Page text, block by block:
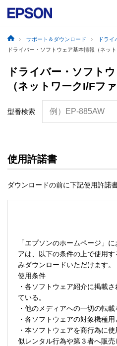
サポート＆ダウンロード
ドラ
ドライバー・ソフトウェア基本情報（ネッ
ドライバー・ソフト
（ネットワークI/Fフ
型番検索 例）EP-885AW
使用許諾書
ダウンロードの前に下記使用許諾
「エプソンのホームページ」
アは、以下の条件の上で使用
みダウンロードいただけます。
使用条件
・各ソフトウェア紹介に掲載
ている。
・他のメディアへの一切の転載
・各ソフトウェアの対象機種
・本ソフトウェアを商行為に
似レンタル行為や第３者へ販売